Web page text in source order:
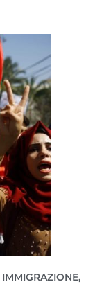
IMMIGRAZIONE,